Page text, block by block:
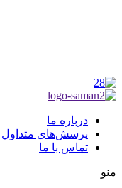
درباره ما
پرسش‌های متداول
تماس با ما
منو